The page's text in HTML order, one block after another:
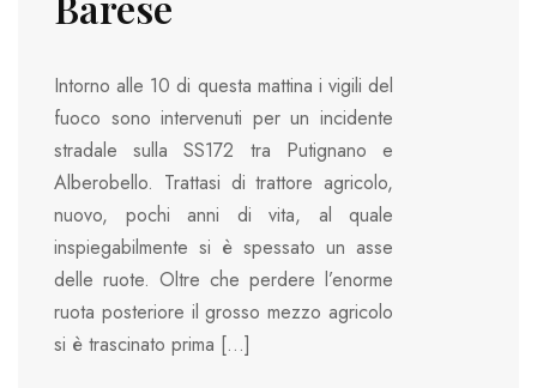
Intorno alle 10 di questa mattina i vigili del
fuoco sono intervenuti per un incidente
stradale sulla SS172 tra Putignano e
Alberobello. Trattasi di trattore agricolo,
nuovo, pochi anni di vita, al quale
inspiegabilmente si è spessato un asse
delle ruote. Oltre che perdere l’enorme
ruota posteriore il grosso mezzo agricolo
si è trascinato prima […]